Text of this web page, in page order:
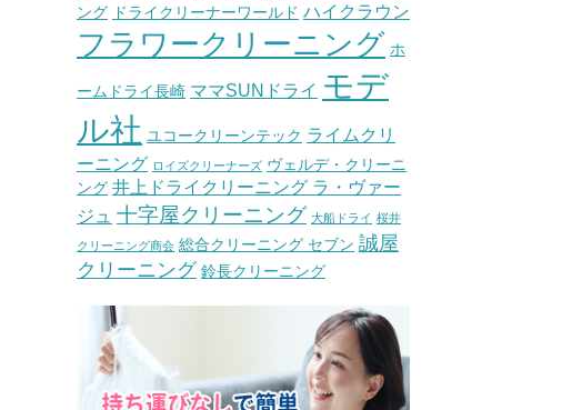
ング ドライクリーナーワールド ハイクラウン
フラワークリーニング ホ
ームドライ長崎 ママSUNドライ モデ
ル社 ユコークリーンテック ライムクリ
ーニング ロイズクリーナーズ ヴェルデ・クリーニ
ング 井上ドライクリーニング ラ・ヴァー
ジュ 十字屋クリーニング 大船ドライ 桜井
クリーニング商会 総合クリーニング セブン 誠屋
クリーニング 鈴長クリーニング